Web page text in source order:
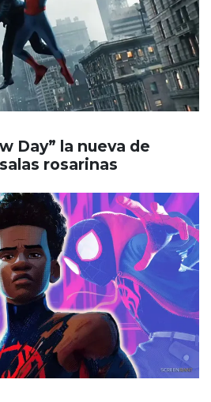
Day” la nueva de
rosarinas